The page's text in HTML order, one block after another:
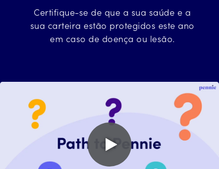
Certifique-se de que a sua saúde e a
sua carteira estão protegidos este ano
em caso de doença ou lesão.
Play